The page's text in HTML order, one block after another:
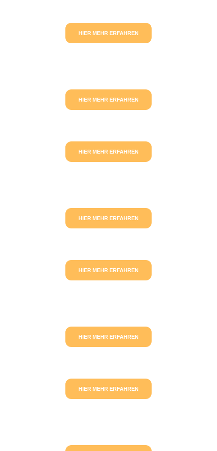
HIER MEHR ERFAHREN
HIER MEHR ERFAHREN
HIER MEHR ERFAHREN
HIER MEHR ERFAHREN
HIER MEHR ERFAHREN
HIER MEHR ERFAHREN
HIER MEHR ERFAHREN